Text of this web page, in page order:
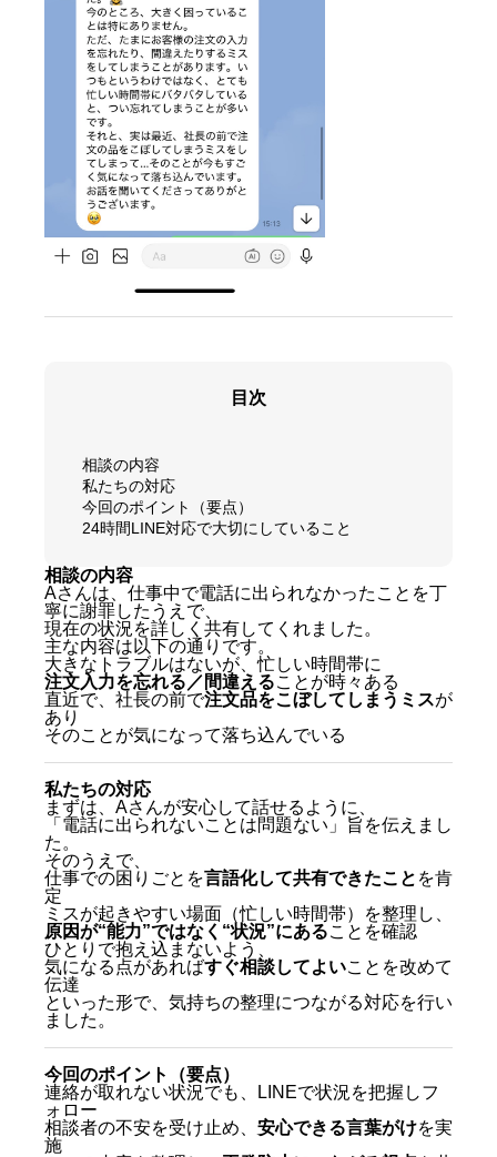
目次
相談の内容
私たちの対応
今回のポイント（要点）
24時間LINE対応で大切にしていること
相談の内容
Aさんは、仕事中で電話に出られなかったことを丁
寧に謝罪したうえで、
現在の状況を詳しく共有してくれました。
主な内容は以下の通りです。
大きなトラブルはないが、忙しい時間帯に
注文入力を忘れる／間違えることが時々ある
直近で、社長の前で注文品をこぼしてしまうミスが
あり
そのことが気になって落ち込んでいる
私たちの対応
まずは、Aさんが安心して話せるように、
「電話に出られないことは問題ない」旨を伝えまし
た。
そのうえで、
仕事での困りごとを言語化して共有できたこと を肯
定
ミスが起きやすい場面（忙しい時間帯）を整理し、
原因が“能力”ではなく“状況”にあることを確認
ひとりで抱え込まないよう、
気になる点があればすぐ相談してよいことを改めて
伝達
といった形で、気持ちの整理につながる対応を行い
ました。
今回のポイント（要点）
連絡が取れない状況でも、LINEで状況を把握しフ
ォロー
相談者の不安を受け止め、 安心できる言葉がけを実
施